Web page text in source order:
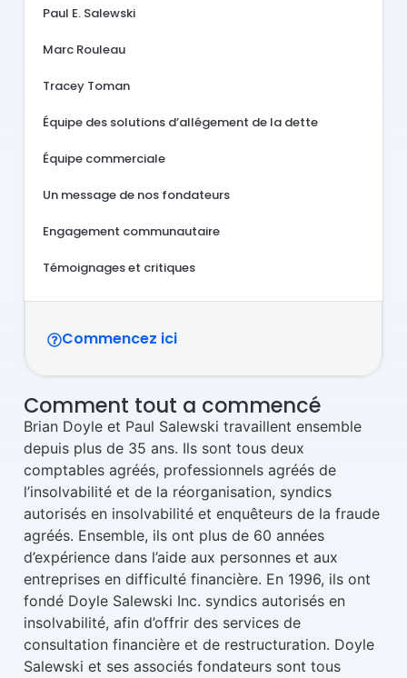
Paul E. Salewski
Marc Rouleau
Tracey Toman
Équipe des solutions d’allégement de la dette
Équipe commerciale
Un message de nos fondateurs​​
Engagement communautaire
Témoignages et critiques
Commencez ici
Comment tout a commencé
Brian Doyle et Paul Salewski travaillent ensemble
depuis plus de 35 ans. Ils sont tous deux
comptables agréés, professionnels agréés de
l’insolvabilité et de la réorganisation, syndics
autorisés en insolvabilité et enquêteurs de la fraude
agréés. Ensemble, ils ont plus de 60 années
d’expérience dans l’aide aux personnes et aux
entreprises en difficulté financière. En 1996, ils ont
fondé Doyle Salewski Inc. syndics autorisés en
insolvabilité, afin d’offrir des services de
consultation financière et de restructuration. Doyle
Salewski et ses associés fondateurs sont tous